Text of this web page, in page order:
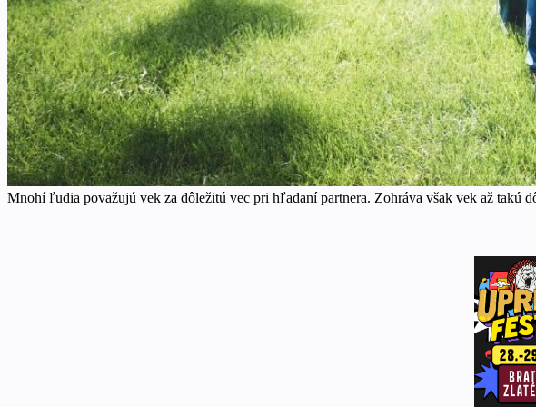
Mnohí ľudia považujú vek za dôležitú vec pri hľadaní partnera. Zohráva však vek až takú